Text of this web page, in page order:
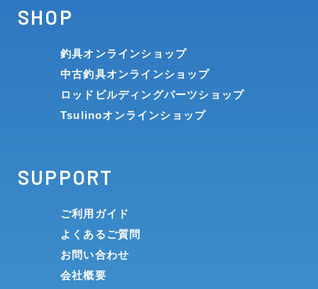
SHOP
釣具オンラインショップ
中古釣具オンラインショップ
ロッドビルディングパーツショップ
Tsulinoオンラインショップ
SUPPORT
ご利用ガイド
よくあるご質問
お問い合わせ
会社概要